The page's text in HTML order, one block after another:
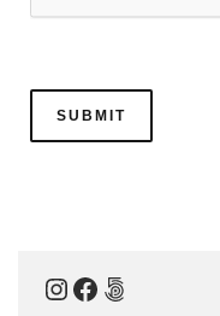
Instagram
Facebook
500px